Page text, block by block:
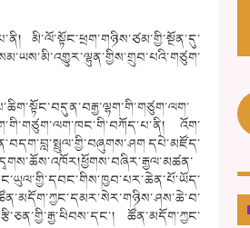
མི་ལོ་སྟོང་ཕྲག་གཉིས་ཙམ་གྱི་སྔོན་དུ་
འོག་
དཔེ་མཛོད་
ཚོན་མདོག་ཀྱང་